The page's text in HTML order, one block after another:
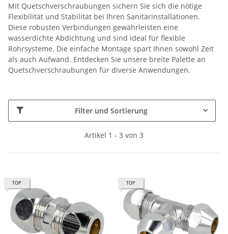
Mit Quetschverschraubungen sichern Sie sich die nötige
Flexibilität und Stabilität bei Ihren Sanitärinstallationen.
Diese robusten Verbindungen gewährleisten eine
wasserdichte Abdichtung und sind ideal für flexible
Rohrsysteme. Die einfache Montage spart Ihnen sowohl Zeit
als auch Aufwand. Entdecken Sie unsere breite Palette an
Quetschverschraubungen für diverse Anwendungen.
Filter und Sortierung
Artikel 1 - 3 von 3
TOP TOP